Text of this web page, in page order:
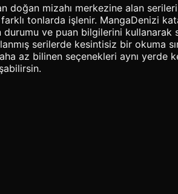
mizahı merkezine alan
tonlarda işlenir. MangaDenizi
ve puan bilgilerini
serilerde kesintisiz bir okuma
az bilinen seçenekleri aynı